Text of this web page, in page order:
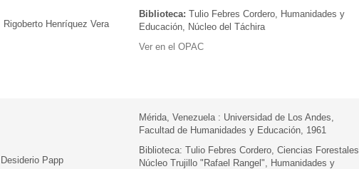
Rigoberto Henríquez Vera
Biblioteca: Tulio Febres Cordero, Humanidades y
Educación, Núcleo del Táchira
Ver en el OPAC
Desiderio Papp
Mérida, Venezuela : Universidad de Los Andes,
Facultad de Humanidades y Educación, 1961
Biblioteca: Tulio Febres Cordero, Ciencias Forestales,
Núcleo Trujillo "Rafael Rangel", Humanidades y